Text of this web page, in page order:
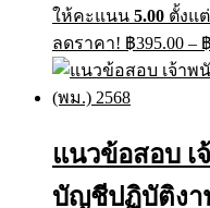
ให้คะแนน 5.00 ตั้งแ
ลดราคา! ฿395.00 – ฿
แนวข้อสอบ เ
บัญชีปฏิบัติงา